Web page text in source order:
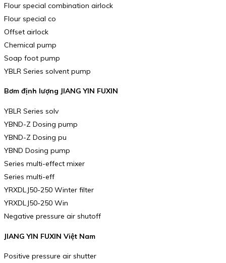
Flour special combination airlock
Flour special co
Offset airlock
Chemical pump
Soap foot pump
YBLR Series solvent pump
Bơm định lượng JIANG YIN FUXIN
YBLR Series solv
YBND-Z Dosing pump
YBND-Z Dosing pu
YBND Dosing pump
Series multi-effect mixer
Series multi-eff
YRXDLJ50-250 Winter filter
YRXDLJ50-250 Win
Negative pressure air shutoff
JIANG YIN FUXIN Việt Nam
Positive pressure air shutter